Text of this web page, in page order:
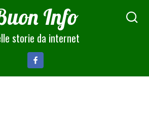
Info
storie da internet